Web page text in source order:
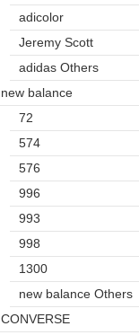
adicolor
Jeremy Scott
adidas Others
new balance
72
574
576
996
993
998
1300
new balance Others
CONVERSE